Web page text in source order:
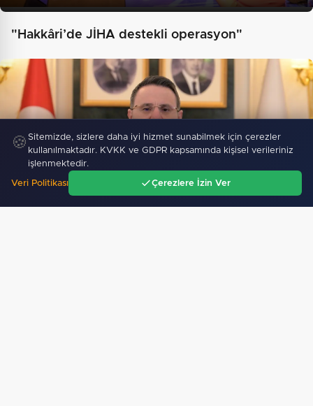
"Hakkâri’de JİHA destekli operasyon"
Faili meçhul 2 cinayet daha aydınlatıldı
🍪 Sitemizde, sizlere daha iyi hizmet sunabilmek için çerezler
kullanılmaktadır. KVKK ve GDPR kapsamında kişisel verileriniz
işlenmektedir.
Veri Politikası Çerezlere İzin Ver
Gündem Ara Menü